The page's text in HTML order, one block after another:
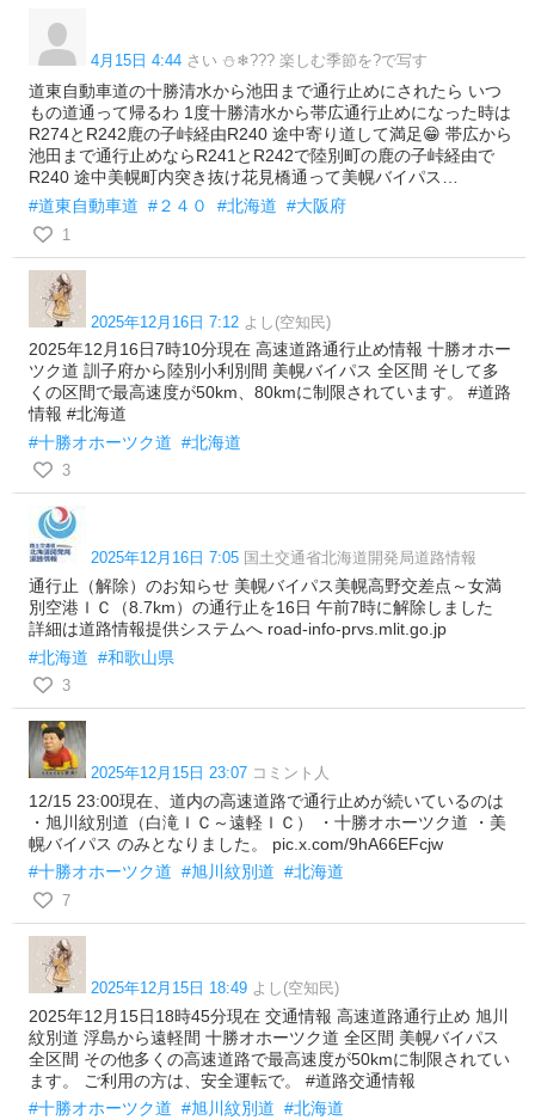
4月15日 4:44 さい ⛄❄??? 楽しむ季節を?で写す
道東自動車道の十勝清水から池田まで通行止めにされたら いつ
もの道通って帰るわ 1度十勝清水から帯広通行止めになった時は
R274とR242鹿の子峠経由R240 途中寄り道して満足😁 帯広から
池田まで通行止めならR241とR242で陸別町の鹿の子峠経由で
R240 途中美幌町内突き抜け花見橋通って美幌バイパス…
#道東自動車道 #２４０ #北海道 #大阪府
1
2025年12月16日 7:12 よし(空知民)
2025年12月16日7時10分現在 高速道路通行止め情報 十勝オホー
ツク道 訓子府から陸別小利別間 美幌バイパス 全区間 そして多
くの区間で最高速度が50km、80kmに制限されています。 #道路
情報 #北海道
#十勝オホーツク道 #北海道
3
2025年12月16日 7:05 国土交通省北海道開発局道路情報
通行止（解除）のお知らせ 美幌バイパス美幌高野交差点～女満
別空港ＩＣ（8.7km）の通行止を16日 午前7時に解除しました
詳細は道路情報提供システムへ road-info-prvs.mlit.go.jp
#北海道 #和歌山県
3
2025年12月15日 23:07 コミント人
12/15 23:00現在、道内の高速道路で通行止めが続いているのは
・旭川紋別道（白滝ＩＣ～遠軽ＩＣ） ・十勝オホーツク道 ・美
幌バイパス のみとなりました。 pic.x.com/9hA66EFcjw
#十勝オホーツク道 #旭川紋別道 #北海道
7
2025年12月15日 18:49 よし(空知民)
2025年12月15日18時45分現在 交通情報 高速道路通行止め 旭川
紋別道 浮島から遠軽間 十勝オホーツク道 全区間 美幌バイパス
全区間 その他多くの高速道路で最高速度が50kmに制限されてい
ます。 ご利用の方は、安全運転で。 #道路交通情報
#十勝オホーツク道 #旭川紋別道 #北海道